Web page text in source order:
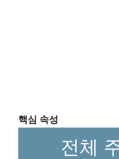
핵심 속성
전체